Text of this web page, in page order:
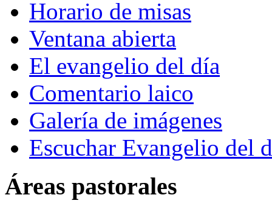
Horario de misas
Ventana abierta
El evangelio del día
Comentario laico
Galería de imágenes
Escuchar Evangelio del
Áreas pastorales